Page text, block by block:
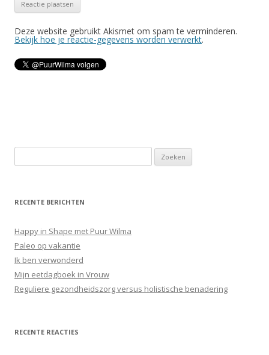
Deze website gebruikt Akismet om spam te verminderen.
Bekijk hoe je reactie-gegevens worden verwerkt.
o
k
n
n
a
a
r
RECENTE BERICHTEN
Happy in Shape met Puur Wilma
Paleo op vakantie
Ik ben verwonderd
Mijn eetdagboek in Vrouw
Reguliere gezondheidszorg versus holistische benadering
RECENTE REACTIES